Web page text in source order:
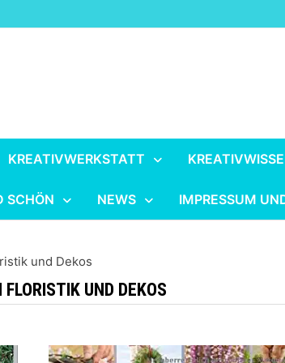
KREATIVWERKSTATT
SCHÖN NEWS IMPRESSUM
und Dekos
UND DEKOS